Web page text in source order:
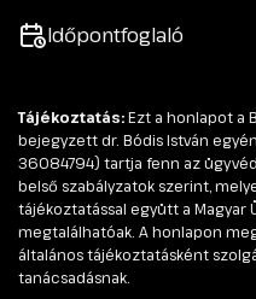
Időpontfoglaló
Tájékoztatás:Ezt a honlapot a
bejegyzett dr. Bódis István
36084794) tartja fenn az
belső szabályzatok szerint,
tájékoztatással együtt a Magyar
megtalálhatóak. A honlapon
általános tájékoztatásként
tanácsadásnak.